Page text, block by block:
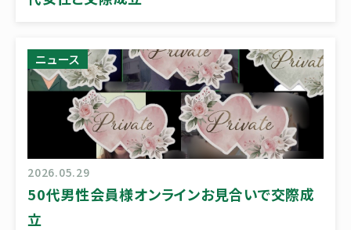
ニュース
2026.05.29
50代男性会員様オンラインお見合いで交際成
立